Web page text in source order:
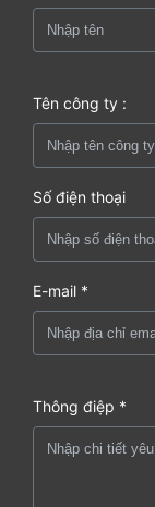
Tên công ty :
Số điện thoại
E-mail *
Thông điệp *